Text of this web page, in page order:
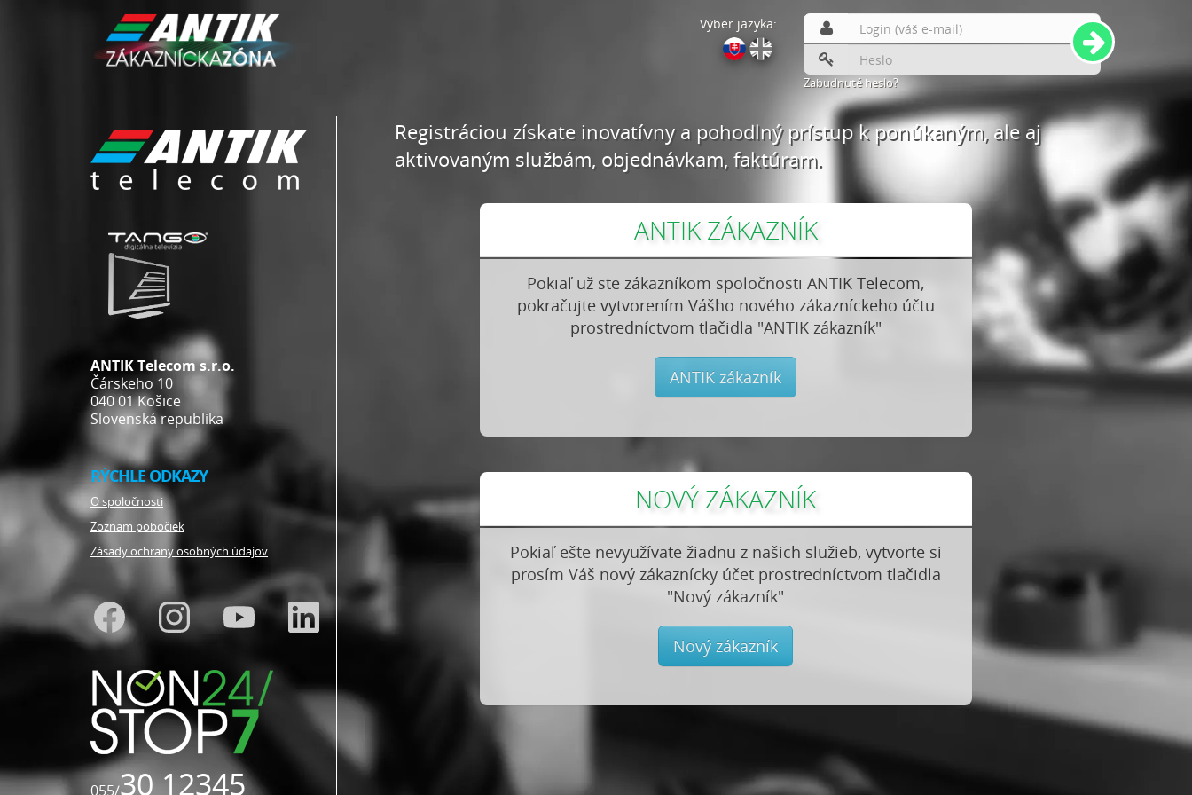
Výber jazyka:
Zabudnuté heslo?
Registráciou získate inovatívny a pohodlný prístup k ponúkaným, ale aj
aktivovaným službám, objednávkam, faktúram.
ANTIK Telecom s.r.o.
Čárskeho 10
040 01 Košice
Slovenská republika
RÝCHLE ODKAZY
O spoločnosti
Zoznam pobočiek
Zásady ochrany osobných údajov
055/30 12345
ANTIK ZÁKAZNÍK
Pokiaľ už ste zákazníkom spoločnosti ANTIK Telecom,
pokračujte vytvorením Vášho nového zákazníckeho účtu
prostredníctvom tlačidla "ANTIK zákazník"
ANTIK zákazník
NOVÝ ZÁKAZNÍK
Pokiaľ ešte nevyužívate žiadnu z našich služieb, vytvorte si
prosím Váš nový zákaznícky účet prostredníctvom tlačidla
"Nový zákazník"
Nový zákazník